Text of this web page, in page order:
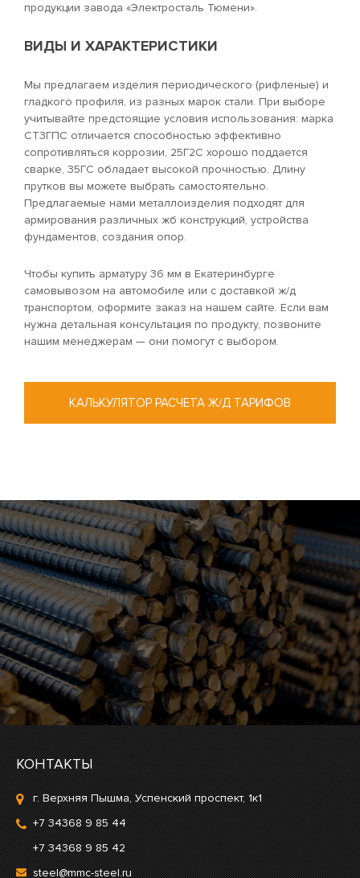
продукции завода «Электросталь Тюмени».
ВИДЫ И ХАРАКТЕРИСТИКИ
Мы предлагаем изделия периодического (рифленые) и
гладкого профиля, из разных марок стали. При выборе
учитывайте предстоящие условия использования: марка
СТ3ГПС отличается способностью эффективно
сопротивляться коррозии, 25Г2С хорошо поддается
сварке, 35ГС обладает высокой прочностью. Длину
прутков вы можете выбрать самостоятельно.
Предлагаемые нами металлоизделия подходят для
армирования различных жб конструкций, устройства
фундаментов, создания опор.
Чтобы купить арматуру 36 мм в Екатеринбурге
самовывозом на автомобиле или с доставкой ж/д
транспортом, оформите заказ на нашем сайте. Если вам
нужна детальная консультация по продукту, позвоните
нашим менеджерам — они помогут с выбором.
КАЛЬКУЛЯТОР РАСЧЕТА Ж/Д ТАРИФОВ
КОНТАКТЫ
г. Верхняя Пышма, Успенский проспект, 1к1
+7 34368 9 85 44
+7 34368 9 85 42
steel@mmc-steel.ru